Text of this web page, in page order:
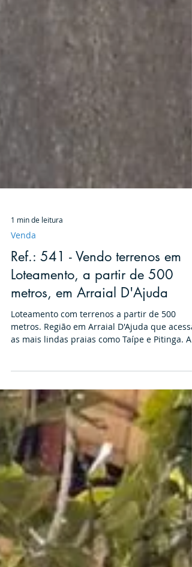
1 min de leitura
Venda
Ref.: 541 - Vendo terrenos em
Loteamento, a partir de 500
metros, em Arraial D'Ajuda
metros. Região em Arraial D'Ajuda que acessa
Estrada Pedra Azul é um local que preserva a
natureza e ao mesmo tempo garante
integração tranquila e sossegada para morar!!
Os valores dos lotes: a partir de R$ 100.000,00
Uma oportunidade incrível para você que
busca investir em terrenos nessa localização.
Não perca!! 📲 Entre em contato e agende sua
visita hoje mesmo! Para mais informações, ent